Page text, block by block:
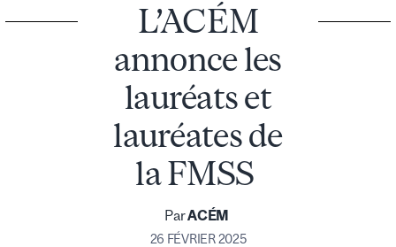
L’ACÉM
annonce les
lauréats et
lauréates de
la FMSS
ParACÉM
26 FÉVRIER 2025